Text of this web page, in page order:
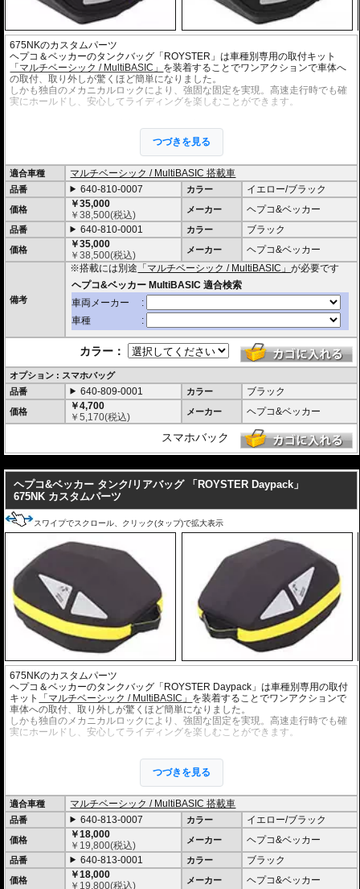
675NKのカスタムパーツ
ヘプコ＆ベッカーのタンクバッグ「ROYSTER」は車種別専用の取付キット
「マルチベーシック / MultiBASIC」 を装着することでワンアクションで車体へ
の取付、取り外しが驚くほど簡単になりました。
しかも独自のメカニカルロックにより、強固な固定を実現。高速走行時でも確
実にホールドし、安心してライディングを楽しむことができます。
グ「Royster」C-Bow用と統一されたデザインとなります。
・ソフトバッグでありながら型くずれを起こしにくく、また高いホールド性能
を誇り、高速走行でも安心してご利用いただけます (メーカー推奨最大速度 : 13
0km/h)。
・防水仕様 : 高い防水性を誇るロールクロージャータイプの一体型インナーバ
ッグを装備。 (完全防水を保証するものではありません)
・サイドにあしらわれたトライアングルデザインは安全性を高めるリフレクタ
ー仕様
・バッグの開閉ロックやバッグの車体へのロックなど様々なセキュリティオプ
ションの使用が可能。
・オプションにスマホバッグを用意。バッグに入れたままでの操作が可能で、
スマホをナビとして利用する際に大変便利です。
・容量 6-9L (可変)
・サイズ H x W x D : 約17-24 x 26 x 33 cm
・重さ 0.6kg
つづきを見る
適合車種 マルチベーシック / MultiBASIC 搭載車
品番 640-810-0007 カラー イエロー/ブラック
価格
￥35,000
￥38,500(税込) メーカー ヘプコ&ベッカー
品番 640-810-0001 カラー ブラック
価格
￥35,000
￥38,500(税込) メーカー ヘプコ&ベッカー
備考
※搭載には別途 「マルチベーシック / MultiBASIC」が必要です
カラー：
オプション : スマホバッグ
品番
640-809-0001 カラー ブラック
価格
￥4,700
￥5,170(税込) メーカー ヘプコ&ベッカー
スマホバック
ヘプコ&ベッカー タンク/リアバッグ 「ROYSTER Daypack」
675NK カスタムパーツ
スワイプでスクロール、クリック(タップ)で拡大表示
675NKのカスタムパーツ
ヘプコ＆ベッカーのタンクバッグ「ROYSTER Daypack」は車種別専用の取付
キット
「マルチベーシック / MultiBASIC」 を装着することでワンアクションで
車体への取付、取り外しが驚くほど簡単になりました。
しかも独自のメカニカルロックにより、強固な固定を実現。高速走行時でも確
実にホールドし、安心してライディングを楽しむことができます。
などの車種別専用のキャリアと、各キャリアに対応したMultiBasicアダプ
ターを併用することで、リアバッグとしての使用も可能。
を使用すればシートバッグとしても使用できます。
多様な使い方が可能であり、いずれもMultiBasicロックシステムによって簡単
に確実な取付が行えます。
・シャープなイメージを演出するエッジの効いたデザイン。サイドソフトバッ
グ「Royster」C-Bow用と統一されたデザインとなります。
・ソフトバッグでありながら型くずれを起こしにくく、また高いホールド性能
を誇り、高速走行でも安心してご利用いただけます (メーカー推奨最大速度 : 13
0km/h)。
つづきを見る
適合車種 マルチベーシック / MultiBASIC 搭載車
品番 640-813-0007 カラー イエロー/ブラック
価格
￥18,000
￥ 19,800(税込) メーカー ヘプコ&ベッカー
品番 640-813-0001 カラー ブラック
価格
￥18,000
￥ 19,800(税込) メーカー ヘプコ&ベッカー